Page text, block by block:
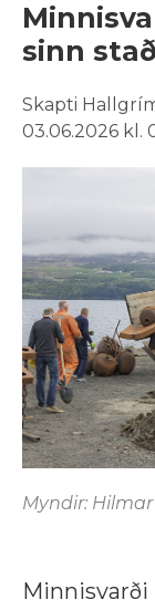
sinn stað
Skapti
03.06.2026 kl.
Myndir:
Minnisvarði